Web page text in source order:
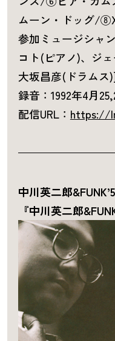
ムーン・ドッグ/
参加ミュージシャ
コト(ピアノ)、ジ
大坂昌彦(ドラムス
録音：1992年4月
配信URL： https://
中川英二郎
『中川英二郎